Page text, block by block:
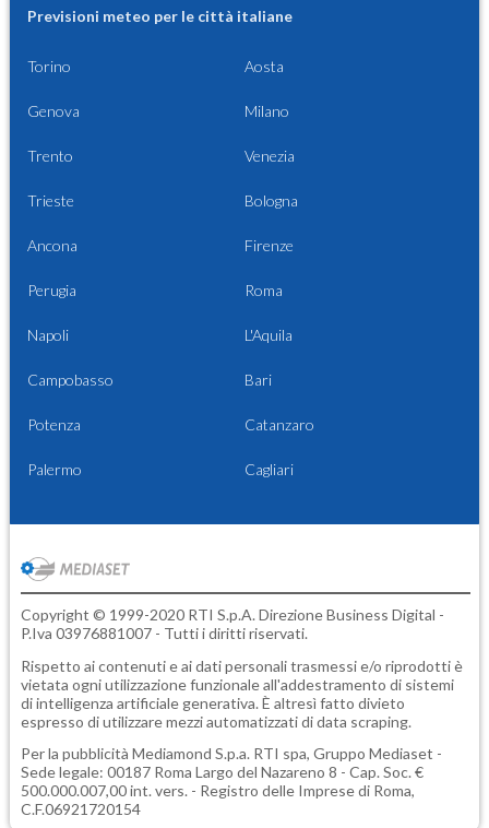
Previsioni meteo per le città italiane
Torino Aosta
Genova Milano
Trento Venezia
Trieste Bologna
Ancona Firenze
Perugia Roma
Napoli L'Aquila
Campobasso Bari
Potenza Catanzaro
Palermo Cagliari
Copyright © 1999-2020 RTI S.p.A. Direzione Business Digital -
P.Iva 03976881007 - Tutti i diritti riservati.
Rispetto ai contenuti e ai dati personali trasmessi e/o riprodotti è
vietata ogni utilizzazione funzionale all'addestramento di sistemi
di intelligenza artificiale generativa. È altresì fatto divieto
espresso di utilizzare mezzi automatizzati di data scraping.
Per la pubblicità Mediamond S.p.a. RTI spa, Gruppo Mediaset -
Sede legale: 00187 Roma Largo del Nazareno 8 - Cap. Soc. €
500.000.007,00 int. vers. - Registro delle Imprese di Roma,
C.F.06921720154